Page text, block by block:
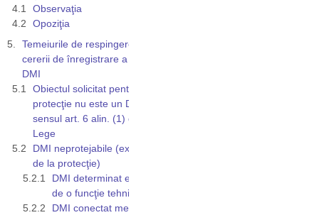
Observaţia
Opoziţia
Temeiurile de respingere a
cererii de înregistrare a unui
DMI
Obiectul solicitat pentru
protecţie nu este un DMI în
sensul art. 6 alin. (1) din
Lege
DMI neprotejabile (excluse
de la protecţie)
DMI determinat exclusiv
de o funcţie tehnică
DMI conectat mecanic